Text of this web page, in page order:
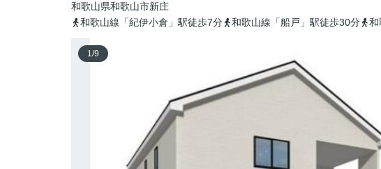
和歌山県和歌山市新庄
和歌山線「紀伊小倉」駅徒歩7分
和歌山線「船戸」駅徒歩30分 和
1/9